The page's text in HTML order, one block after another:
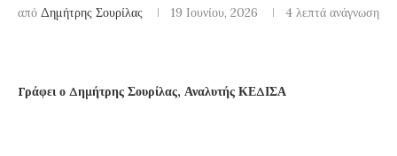
από Δημήτρης Σουρίλας 19 Ιουνίου, 2026 4 λεπτά ανάγνωση
Γράφει ο Δημήτρης Σουρίλας, Αναλυτής ΚΕΔΙΣΑ